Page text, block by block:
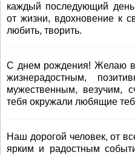
каждый последующий день
от жизни, вдохновение к
любить, творить.
С днем рождения! Желаю в
жизнерадостным,
мужественным, везучим,
тебя окружали любящие
Наш дорогой человек, от
ярким и радостным